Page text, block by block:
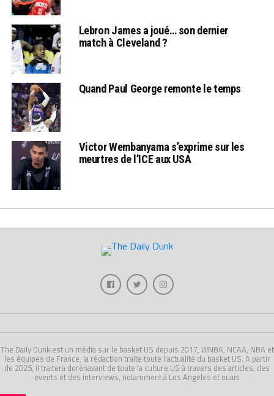
Lebron James a joué… son dernier
match à Cleveland ?
Quand Paul George remonte le temps
Victor Wembanyama s’exprime sur les
meurtres de l’ICE aux USA
The Daily Dunk est un média sur le basket US depuis 2017, WNBA, NCAA, NBA et
les équipes de France, la rédaction traite toute l'actualité du basket US. A partir
de 2025, il traitera dorénavant de toute la culture US à travers des articles, des
events et des interviews, notamment à Los Angeles et ouais